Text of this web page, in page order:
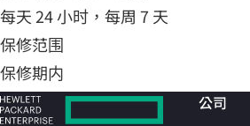
每天 24 小时，每周 7 天
保修范围
保修期内
公司